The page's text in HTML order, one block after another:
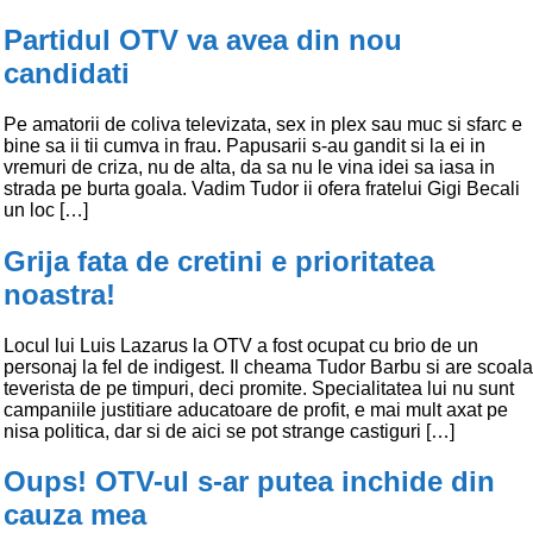
Partidul OTV va avea din nou
candidati
Pe amatorii de coliva televizata, sex in plex sau muc si sfarc e
bine sa ii tii cumva in frau. Papusarii s-au gandit si la ei in
vremuri de criza, nu de alta, da sa nu le vina idei sa iasa in
strada pe burta goala. Vadim Tudor ii ofera fratelui Gigi Becali
un loc […]
Grija fata de cretini e prioritatea
noastra!
Locul lui Luis Lazarus la OTV a fost ocupat cu brio de un
personaj la fel de indigest. Il cheama Tudor Barbu si are scoala
teverista de pe timpuri, deci promite. Specialitatea lui nu sunt
campaniile justitiare aducatoare de profit, e mai mult axat pe
nisa politica, dar si de aici se pot strange castiguri […]
Oups! OTV-ul s-ar putea inchide din
cauza mea